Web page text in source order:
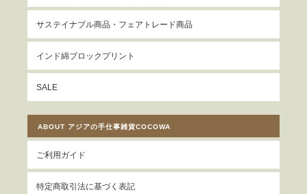
サステイナブル商品・フェアトレード商品
インド綿ブロックプリント
SALE
ABOUT アジアの手仕事雑貨COCOWA
ご利用ガイド
特定商取引法に基づく表記